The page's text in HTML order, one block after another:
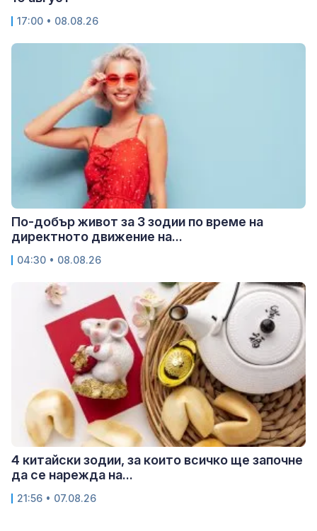
17:00 • 08.08.26
По-добър живот за 3 зодии по време на
директното движение на...
04:30 • 08.08.26
4 китайски зодии, за които всичко ще започне
да се нарежда на...
21:56 • 07.08.26